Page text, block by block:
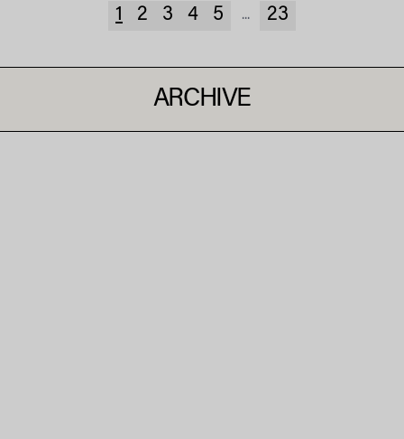
1 2 3 4 5 ... 23
ARCHIVE